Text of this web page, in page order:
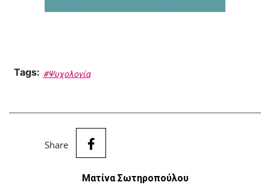
Tags: #Ψυχολογία
Share
Ματίνα Σωτηροπούλου